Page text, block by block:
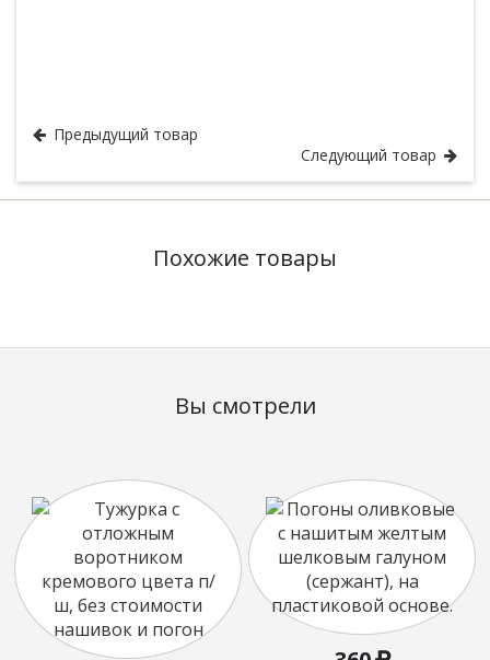
Предыдущий товар
Следующий товар
Похожие товары
Вы смотрели